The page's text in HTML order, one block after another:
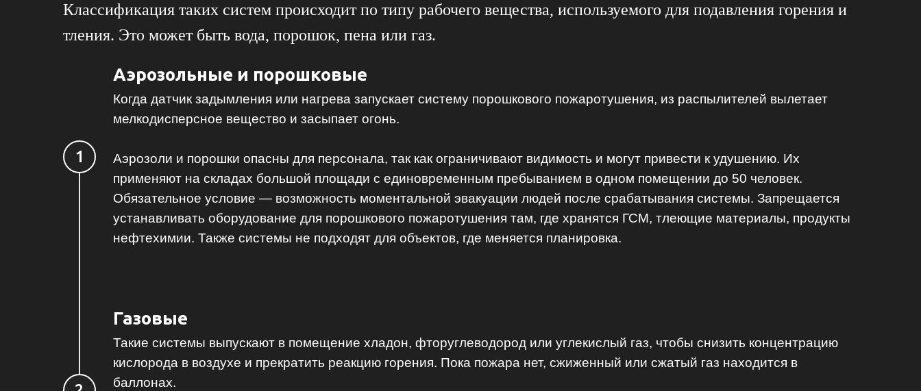
Классификация таких систем происходит по типу рабочего вещества, используемого для подавления горения и
тления. Это может быть вода, порошок, пена или газ.
Аэрозольные и порошковые
Когда датчик задымления или нагрева запускает систему порошкового пожаротушения, из распылителей вылетает
мелкодисперсное вещество и засыпает огонь.
Аэрозоли и порошки опасны для персонала, так как ограничивают видимость и могут привести к удушению. Их
применяют на складах большой площади с единовременным пребыванием в одном помещении до 50 человек.
Обязательное условие — возможность моментальной эвакуации людей после срабатывания системы. Запрещается
устанавливать оборудование для порошкового пожаротушения там, где хранятся ГСМ, тлеющие материалы, продукты
нефтехимии. Также системы не подходят для объектов, где меняется планировка.
Газовые
Такие системы выпускают в помещение хладон, фторуглеводород или углекислый газ, чтобы снизить концентрацию
кислорода в воздухе и прекратить реакцию горения. Пока пожара нет, сжиженный или сжатый газ находится в
баллонах.